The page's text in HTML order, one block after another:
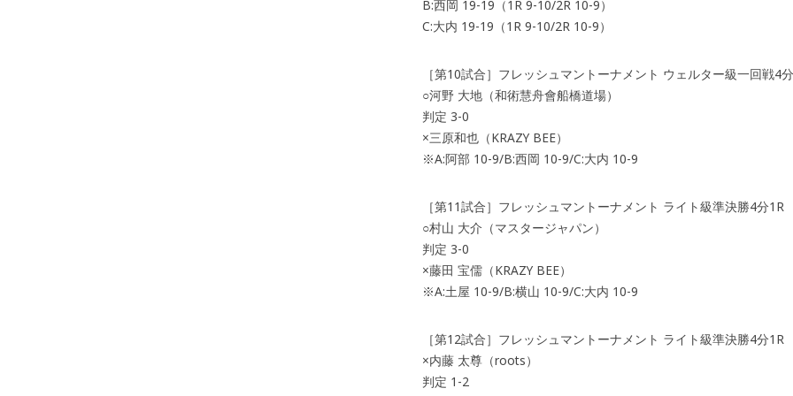
B:西岡 19-19（1R 9-10/2R 10-9）
C:大内 19-19（1R 9-10/2R 10-9）
［第10試合］フレッシュマントーナメント ウェルター級一回戦4
○河野 大地（和術慧舟會船橋道場）
判定 3-0
×三原和也（KRAZY BEE）
※A:阿部 10-9/B:西岡 10-9/C:大内 10-9
［第11試合］フレッシュマントーナメント ライト級準決勝4分1R
○村山 大介（マスタージャパン）
判定 3-0
×藤田 宝儒（KRAZY BEE）
※A:土屋 10-9/B:横山 10-9/C:大内 10-9
［第12試合］フレッシュマントーナメント ライト級準決勝4分1R
×内藤 太尊（roots）
判定 1-2